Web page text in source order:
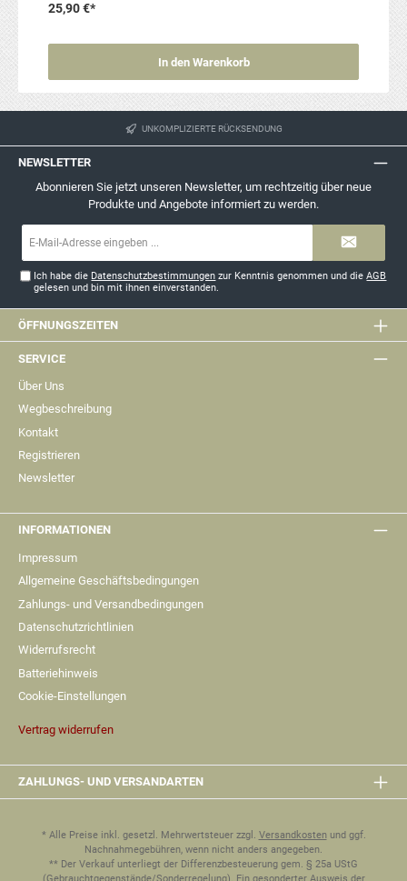
25,90 €*
In den Warenkorb
UNKOMPLIZIERTE RÜCKSENDUNG
NEWSLETTER
Abonnieren Sie jetzt unseren Newsletter, um rechtzeitig über neue
Produkte und Angebote informiert zu werden.
Ich habe die Datenschutzbestimmungen zur Kenntnis genommen und dieAGB
gelesen und bin mit ihnen einverstanden.
ÖFFNUNGSZEITEN
SERVICE
Über Uns
Wegbeschreibung
Kontakt
Registrieren
Newsletter
INFORMATIONEN
Impressum
Allgemeine Geschäftsbedingungen
Zahlungs- und Versandbedingungen
Datenschutzrichtlinien
Widerrufsrecht
Batteriehinweis
Cookie-Einstellungen
Vertrag widerrufen
ZAHLUNGS- UND VERSANDARTEN
* Alle Preise inkl. gesetzl. Mehrwertsteuer zzgl. Versandkostenund ggf.
Nachnahmegebühren, wenn nicht anders angegeben.
** Der Verkauf unterliegt der Differenzbesteuerung gem. § 25a UStG